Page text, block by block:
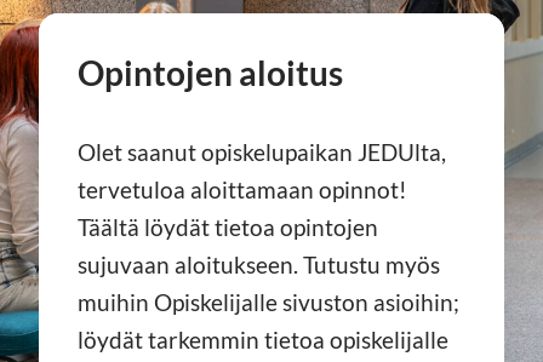
Opintojen aloitus
Olet saanut opiskelupaikan JEDUlta,
tervetuloa aloittamaan opinnot!
Täältä löydät tietoa opintojen
sujuvaan aloitukseen. Tutustu myös
muihin Opiskelijalle sivuston asioihin;
löydät tarkemmin tietoa opiskelijalle